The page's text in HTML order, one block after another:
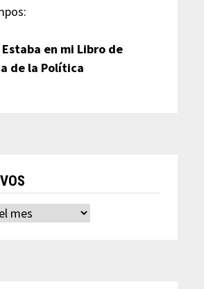
Estaba en mi Libro de
de la Política